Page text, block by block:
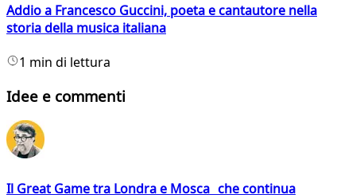
Addio a Francesco Guccini, poeta e cantautore nella
storia della musica italiana
1 min di lettura
Idee e commenti
Il Great Game tra Londra e Mosca che continua